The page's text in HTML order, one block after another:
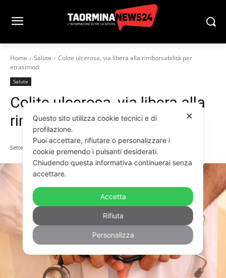
Home Salute
Colite ulcerosa, via libera alla rimborsabilità per
etrasimod
Salute
Colite ulcerosa, via libera alla
rimborsabilità per etrasimod
Settembre 6, 2025
✕
Questo sito utilizza cookie tecnici e di
profilazione.
Puoi accettare, rifiutare o personalizzare i
cookie premendo i pulsanti desiderati.
Chiudendo questa informativa continuerai senza
accettare.
Accetta
Rifiuta
Personalizza